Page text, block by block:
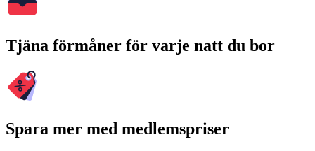
Tjäna förmåner för varje natt du bor
Spara mer med medlemspriser